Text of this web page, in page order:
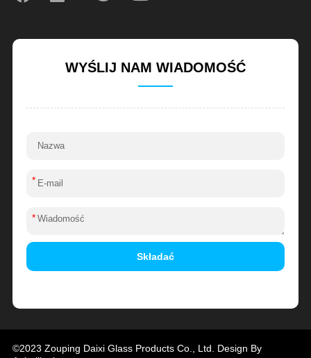
WYŚLIJ NAM WIADOMOŚĆ
*
*
Składać
©2023 Zouping Daixi Glass Products Co., Ltd. Design By